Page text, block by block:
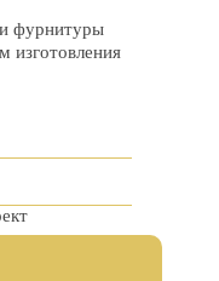
фурнитуры
изготовления